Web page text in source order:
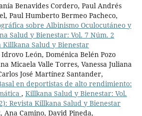
Benavides Cordero, Paul Andrés
Paul Humberto Bermeo Pacheco,
sobre Albinismo Oculocutáneo y
Salud y Bienestar: Vol. 7 Núm. 2
Killkana Salud y Bienestar
León, Doménica Belén Pozo
Micaela Valle Torres, Vanessa Juliana
José Martínez Santander,
en deportistas de alto rendimiento:
, Killkana Salud y Bienestar: Vol.
Revista Killkana Salud y Bienestar
Ana Camino, David Pineda,